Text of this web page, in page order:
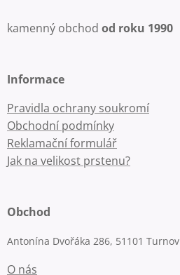
kamenný obchod od roku 1990
Informace
Pravidla ochrany soukromí
Obchodní podmínky
Reklamační formulář
Jak na velikost prstenu?
Obchod
Antonína Dvořáka 286, 51101 Turnov
O nás